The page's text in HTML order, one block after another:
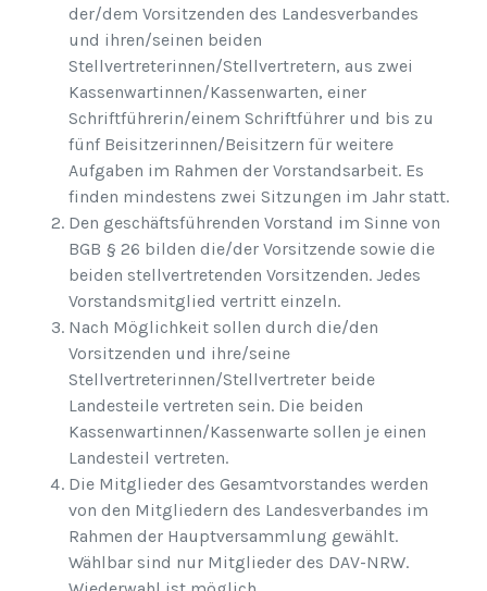
der/dem Vorsitzenden des Landesverbandes
und ihren/seinen beiden
Stellvertreterinnen/Stellvertretern, aus zwei
Kassenwartinnen/Kassenwarten, einer
Schriftführerin/einem Schriftführer und bis zu
fünf Beisitzerinnen/Beisitzern für weitere
Aufgaben im Rahmen der Vorstandsarbeit. Es
finden mindestens zwei Sitzungen im Jahr statt.
Den geschäftsführenden Vorstand im Sinne von
BGB § 26 bilden die/der Vorsitzende sowie die
beiden stellvertretenden Vorsitzenden. Jedes
Vorstandsmitglied vertritt einzeln.
Nach Möglichkeit sollen durch die/den
Vorsitzenden und ihre/seine
Stellvertreterinnen/Stellvertreter beide
Landesteile vertreten sein. Die beiden
Kassenwartinnen/Kassenwarte sollen je einen
Landesteil vertreten.
Die Mitglieder des Gesamtvorstandes werden
von den Mitgliedern des Landesverbandes im
Rahmen der Hauptversammlung gewählt.
Wählbar sind nur Mitglieder des DAV-NRW.